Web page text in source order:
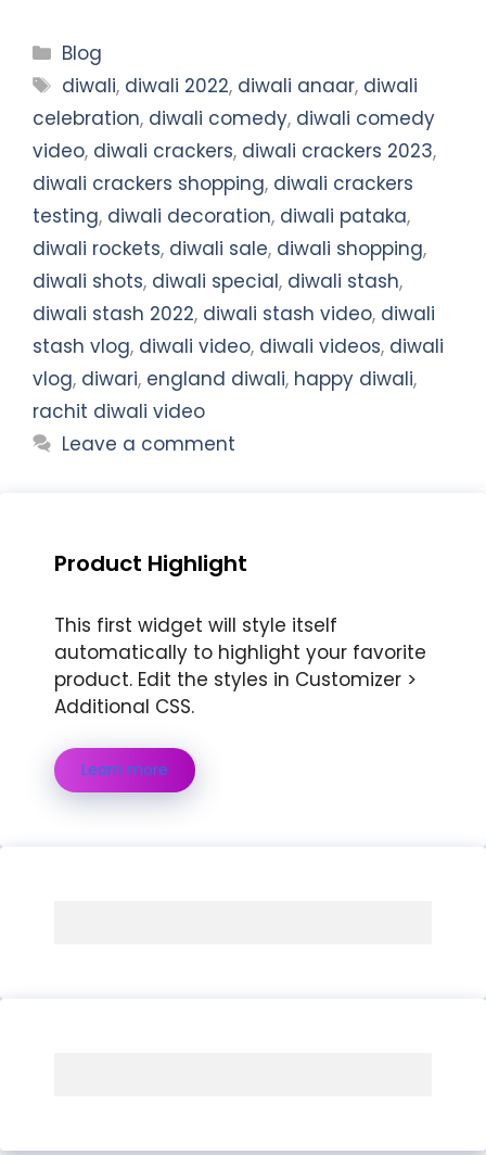
Categories
Blog
Tags
diwali, diwali 2022, diwali anaar, diwali
celebration, diwali comedy, diwali comedy
video, diwali crackers, diwali crackers 2023,
diwali crackers shopping, diwali crackers
testing, diwali decoration, diwali pataka,
diwali rockets, diwali sale, diwali shopping,
diwali shots, diwali special, diwali stash,
diwali stash 2022, diwali stash video, diwali
stash vlog, diwali video, diwali videos, diwali
vlog, diwari, england diwali, happy diwali,
rachit diwali video
Leave a comment
Product Highlight
This first widget will style itself
automatically to highlight your favorite
product. Edit the styles in Customizer >
Additional CSS.
Learn more